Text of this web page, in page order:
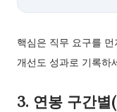
핵심은 직무 요구를 먼
개선도 성과로 기록하
3. 연봉 구간별